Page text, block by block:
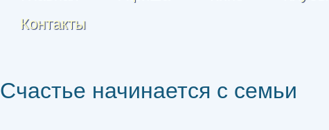
Контакты
Счастье начинается с семьи